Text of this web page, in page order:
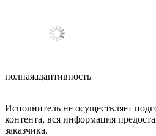
полнаяадаптивность
Исполнитель не осуществляет
контента, вся информация
заказчика.